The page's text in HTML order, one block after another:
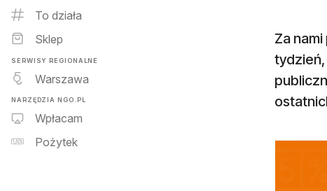
To działa
Sklep
SERWISY REGIONALNE
Warszawa
NARZĘDZIA NGO.PL
Wpłacam
Pożytek
Za